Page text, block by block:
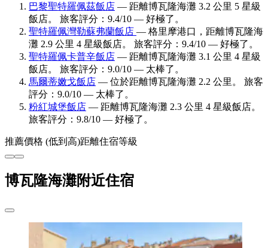
巴黎聖特羅佩茲飯店 — 距離博瓦隆海灘 3.2 公里 5 星級
飯店。 旅客評分：9.4/10 — 好極了。
聖特羅佩灣勒蘇弗蘭飯店 — 格里摩港口，距離博瓦隆海
灘 2.9 公里 4 星級飯店。 旅客評分：9.4/10 — 好極了。
聖特羅佩卡普辛飯店 — 距離博瓦隆海灘 3.1 公里 4 星級
飯店。 旅客評分：9.0/10 — 太棒了。
馬爾蒂嫩戈飯店 — 位於距離博瓦隆海灘 2.2 公里。 旅客
評分：9.0/10 — 太棒了。
粉紅城堡飯店 — 距離博瓦隆海灘 2.3 公里 4 星級飯店。
旅客評分：9.8/10 — 好極了。
推薦價格 (低到高)距離住宿等級
博瓦隆海灘附近住宿